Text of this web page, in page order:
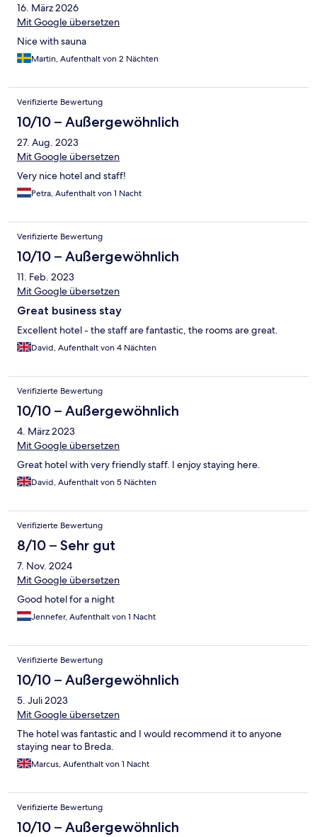
16. März 2026
Mit Google übersetzen
Nice with sauna
Martin, Aufenthalt von 2 Nächten
Verifizierte Bewertung
10/10 – Außergewöhnlich
27. Aug. 2023
Mit Google übersetzen
Very nice hotel and staff!
Petra, Aufenthalt von 1 Nacht
Verifizierte Bewertung
10/10 – Außergewöhnlich
11. Feb. 2023
Mit Google übersetzen
Great business stay
Excellent hotel - the staff are fantastic, the rooms are great.
David, Aufenthalt von 4 Nächten
Verifizierte Bewertung
10/10 – Außergewöhnlich
4. März 2023
Mit Google übersetzen
Great hotel with very friendly staff. I enjoy staying here.
David, Aufenthalt von 5 Nächten
Verifizierte Bewertung
8/10 – Sehr gut
7. Nov. 2024
Mit Google übersetzen
Good hotel for a night
Jennefer, Aufenthalt von 1 Nacht
Verifizierte Bewertung
10/10 – Außergewöhnlich
5. Juli 2023
Mit Google übersetzen
The hotel was fantastic and I would recommend it to anyone
staying near to Breda.
Marcus, Aufenthalt von 1 Nacht
Verifizierte Bewertung
10/10 – Außergewöhnlich